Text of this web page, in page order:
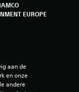
EUROPE
aan de
en onze
andere